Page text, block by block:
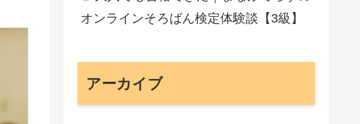
オンラインそろばん検定体験談【3級】
アーカイブ